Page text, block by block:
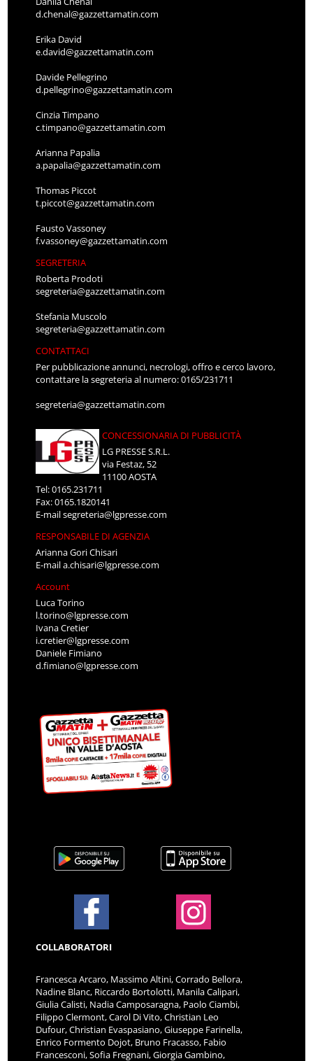
d.chenal@gazzettamatin.com
Erika David
e.david@gazzettamatin.com
Davide Pellegrino
d.pellegrino@gazzettamatin.com
Cinzia Timpano
c.timpano@gazzettamatin.com
Arianna Papalia
a.papalia@gazzettamatin.com
Thomas Piccot
t.piccot@gazzettamatin.com
Fausto Vassoney
f.vassoney@gazzettamatin.com
SEGRETERIA
Roberta Prodoti
segreteria@gazzettamatin.com
Stefania Muscolo
segreteria@gazzettamatin.com
CONTATTACI
Per pubblicazione annunci, necrologi, offro e cerco lavoro,
contattare la segreteria al numero: 0165/231711
segreteria@gazzettamatin.com
CONCESSIONARIA DI PUBBLICITÀ
LG PRESSE S.R.L.
via Festaz, 52
11100 AOSTA
Tel: 0165.231711
Fax: 0165.1820141
E-mailsegreteria@lgpresse.com
RESPONSABILE DI AGENZIA
Arianna Gori Chisari
E-maila.chisari@lgpresse.com
Account
Luca Torino
l.torino@lgpresse.com
Ivana Cretier
i.cretier@lgpresse.com
Daniele Fimiano
d.fimiano@lgpresse.com
COLLABORATORI
Francesca Arcaro, Massimo Altini, Corrado Bellora,
Nadine Blanc, Riccardo Bortolotti, Manila Calipari,
Giulia Calisti, Nadia Camposaragna, Paolo Ciambi,
Filippo Clermont, Carol Di Vito, Christian Leo
Dufour, Christian Evaspasiano, Giuseppe Farinella,
Enrico Formento Dojot, Bruno Fracasso, Fabio
Francesconi, Sofia Fregnani, Giorgia Gambino,